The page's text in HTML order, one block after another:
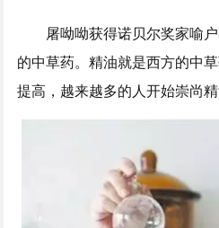
屠呦呦获得诺贝尔奖家喻
的中草药。精油就是西方的中
提高，越来越多的人开始崇尚精